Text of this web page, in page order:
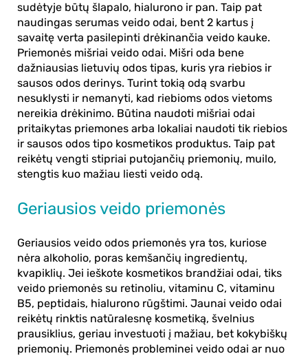
sudėtyje būtų šlapalo, hialurono ir pan. Taip pat
naudingas serumas veido odai, bent 2 kartus į
savaitę verta pasilepinti drėkinančia veido kauke.
Priemonės mišriai veido odai. Mišri oda bene
dažniausias lietuvių odos tipas, kuris yra riebios ir
sausos odos derinys. Turint tokią odą svarbu
nesuklysti ir nemanyti, kad riebioms odos vietoms
nereikia drėkinimo. Būtina naudoti mišriai odai
pritaikytas priemones arba lokaliai naudoti tik riebios
ir sausos odos tipo kosmetikos produktus. Taip pat
reikėtų vengti stipriai putojančių priemonių, muilo,
stengtis kuo mažiau liesti veido odą.
Geriausios veido priemonės
Geriausios veido odos priemonės yra tos, kuriose
nėra alkoholio, poras kemšančių ingredientų,
kvapiklių. Jei ieškote kosmetikos brandžiai odai, tiks
veido priemonės su retinoliu, vitaminu C, vitaminu
B5, peptidais, hialurono rūgštimi. Jaunai veido odai
reikėtų rinktis natūralesnę kosmetiką, švelnius
prausiklius, geriau investuoti į mažiau, bet kokybiškų
priemonių. Priemonės probleminei veido odai ar nuo